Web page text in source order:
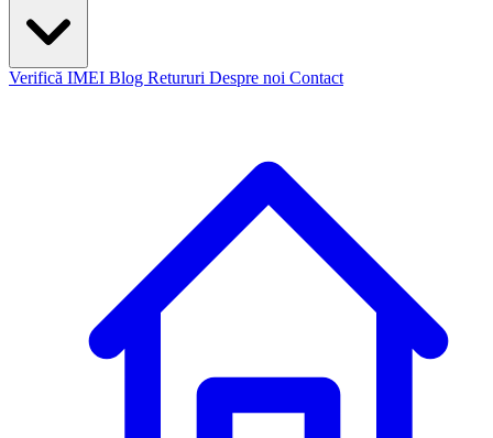
Verifică IMEI Blog Retururi Despre noi Contact